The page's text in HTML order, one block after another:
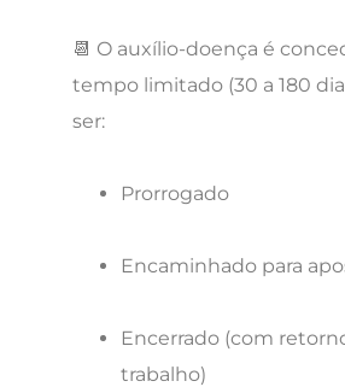
📆 O auxílio-doença é
tempo limitado (30 a 180
ser:
Prorrogado
Encaminhado para
Encerrado (com
trabalho)